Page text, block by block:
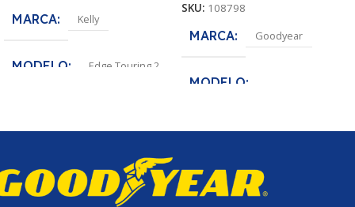
MARCA Kelly
MODELO Edge Touring 2
ANCHO DE SECCION
175
SKU: 108798
MARCA Goodyear
MODELO
ANCHO DE SECCION